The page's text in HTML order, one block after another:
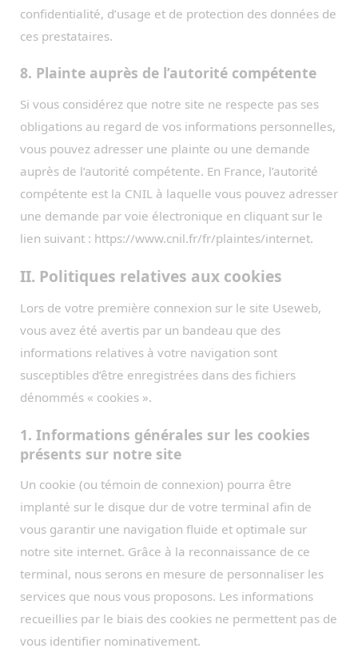
confidentialité, d’usage et de protection des données de
ces prestataires.
8. Plainte auprès de l’autorité compétente
Si vous considérez que notre site ne respecte pas ses
obligations au regard de vos informations personnelles,
vous pouvez adresser une plainte ou une demande
auprès de l’autorité compétente. En France, l’autorité
compétente est la CNIL à laquelle vous pouvez adresser
une demande par voie électronique en cliquant sur le
lien suivant : https://www.cnil.fr/fr/plaintes/internet.
II. Politiques relatives aux cookies
Lors de votre première connexion sur le site Useweb,
vous avez été avertis par un bandeau que des
informations relatives à votre navigation sont
susceptibles d’être enregistrées dans des fichiers
dénommés « cookies ».
1. Informations générales sur les cookies
présents sur notre site
Un cookie (ou témoin de connexion) pourra être
implanté sur le disque dur de votre terminal afin de
vous garantir une navigation fluide et optimale sur
notre site internet. Grâce à la reconnaissance de ce
terminal, nous serons en mesure de personnaliser les
services que nous vous proposons. Les informations
recueillies par le biais des cookies ne permettent pas de
vous identifier nominativement.